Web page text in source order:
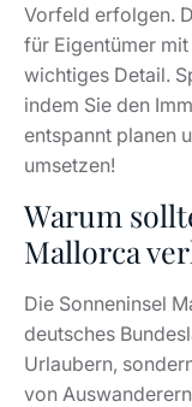
Vorfeld erfolgen.
für Eigentümer
wichtiges Detail.
indem Sie den
entspannt planen
umsetzen!
Warum
Mallorca
Die Sonneninsel
deutsches
Urlaubern,
von Auswanderern